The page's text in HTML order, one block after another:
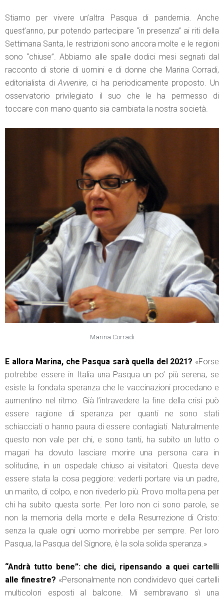
Stiamo per vivere un’altra Pasqua di pandemia. Anche
quest’anno, pur potendo partecipare “in presenza” ai riti della
Settimana Santa, le restrizioni sono ancora molte e le regioni
sono “chiuse”. Abbiamo alle spalle dodici mesi segnati dal
racconto di storie di uomini e di donne che Marina Corradi,
editorialista diAvvenire, ci ha periodicamente proposto. Un
osservatorio privilegiato il suo che le ha permesso di
toccare con mano quanto sia cambiata la nostra società.
Marina Corradi
E allora Marina, che Pasqua sarà quella del 2021? «Forse
potrebbe essere in Italia una Pasqua un po’ più serena, se
esiste la fondata speranza che le vaccinazioni procedano e
aumentino nel ritmo. Già l’intravedere la fine della crisi può
essere ragione di speranza per quanti ne sono stati
schiacciati o hanno paura di essere contagiati. Naturalmente
questo non vale per chi, e sono tanti, ha subito un lutto o
magari ha dovuto lasciare morire una persona cara in
solitudine, in un ospedale chiuso ai visitatori. Questa deve
essere stata la cosa peggiore: vederti portare via un padre,
un marito, di colpo, e non rivederlo più. Provo molta pena per
chi ha subito questa sorte. Per loro non ci sono parole, se
non la memoria della morte e della Resurrezione di Cristo:
senza la quale ogni uomo morirebbe per sempre. Per loro
Pasqua, la Pasqua del Signore, è la sola solida speranza.»
“Andrà tutto bene”: che dici, ripensando a quei cartelli
alle finestre? «Personalmente non condividevo quei cartelli
multicolori esposti al balcone. Mi sembravano sì una